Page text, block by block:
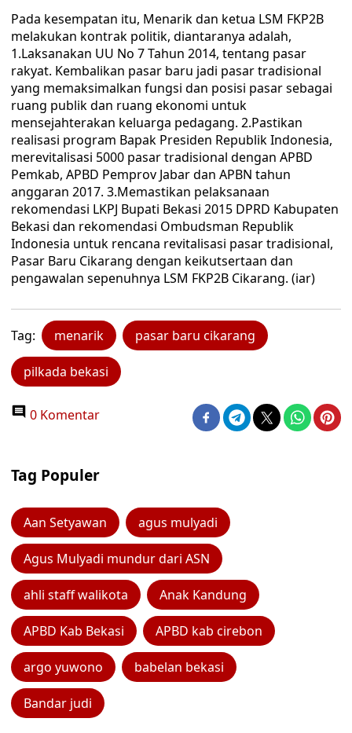
Pada kesempatan itu, Menarik dan ketua LSM FKP2B
melakukan kontrak politik, diantaranya adalah,
1.Laksanakan UU No 7 Tahun 2014, tentang pasar
rakyat. Kembalikan pasar baru jadi pasar tradisional
yang memaksimalkan fungsi dan posisi pasar sebagai
ruang publik dan ruang ekonomi untuk
mensejahterakan keluarga pedagang. 2.Pastikan
realisasi program Bapak Presiden Republik Indonesia,
merevitalisasi 5000 pasar tradisional dengan APBD
Pemkab, APBD Pemprov Jabar dan APBN tahun
anggaran 2017. 3.Memastikan pelaksanaan
rekomendasi LKPJ Bupati Bekasi 2015 DPRD Kabupaten
Bekasi dan rekomendasi Ombudsman Republik
Indonesia untuk rencana revitalisasi pasar tradisional,
Pasar Baru Cikarang dengan keikutsertaan dan
pengawalan sepenuhnya LSM FKP2B Cikarang. (iar)
Tag: menarik pasar baru cikarang
pilkada bekasi
0 Komentar
Tag Populer
Aan Setyawan agus mulyadi
Agus Mulyadi mundur dari ASN
ahli staff walikota Anak Kandung
APBD Kab Bekasi APBD kab cirebon
argo yuwono babelan bekasi
Bandar judi